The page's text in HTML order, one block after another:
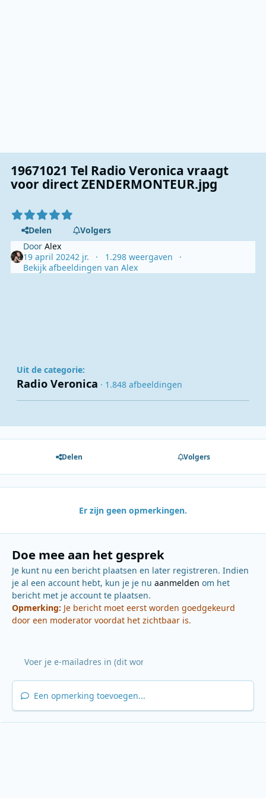
19671021 Tel Radio Veronica vraagt
voor direct ZENDERMONTEUR.jpg
Delen
Volgers
DoorAlex
19 april 20242 jr.
1.298 weergaven
Bekijk afbeeldingen van Alex
Uit de categorie:
Radio Veronica · 1.848 afbeeldingen
Delen Volgers
Er zijn geen opmerkingen.
Doe mee aan het gesprek
Je kunt nu een bericht plaatsen en later registreren. Indien
je al een account hebt, kun je je nu aanmelden om het
bericht met je account te plaatsen.
Opmerking: Je bericht moet eerst worden goedgekeurd
door een moderator voordat het zichtbaar is.
Een opmerking toevoegen...